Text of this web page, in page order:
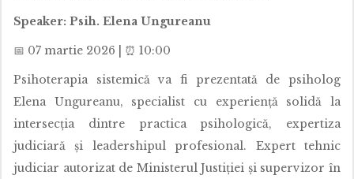
Speaker: Psih. Elena Ungureanu
📅 07 martie 2026 | ⏰ 10:00
Psihoterapia sistemică va fi prezentată de psiholog
Elena Ungureanu, specialist cu experiență solidă la
intersecția dintre practica psihologică, expertiza
judiciară și leadershipul profesional. Expert tehnic
judiciar autorizat de Ministerul Justiției și supervizor în